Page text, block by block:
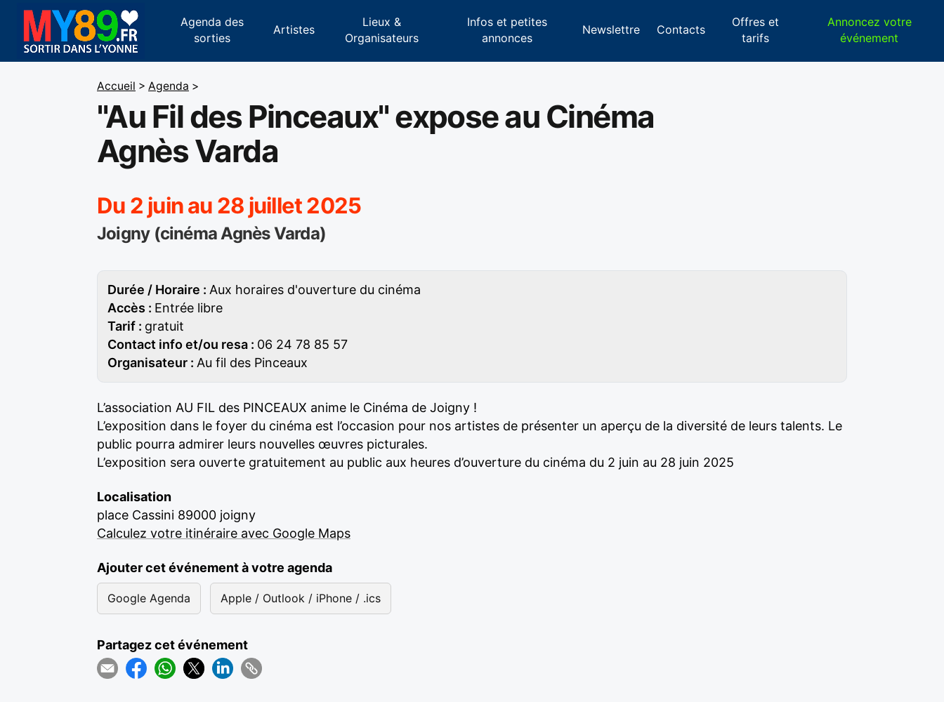
Agenda des
sorties
Artistes
Lieux &
Organisateurs
Infos et petites
annonces
Newslettre Contacts
Offres et
tarifs
Annoncez votre
événement
Accueil > Agenda >
"Au Fil des Pinceaux" expose au Cinéma
Agnès Varda
Du 2 juin au 28 juillet 2025
Joigny (cinéma Agnès Varda)
Durée / Horaire : Aux horaires d'ouverture du cinéma
Accès : Entrée libre
Tarif : gratuit
Contact info et/ou resa : 06 24 78 85 57
Organisateur : Au fil des Pinceaux
L’association AU FIL des PINCEAUX anime le Cinéma de Joigny !
L’exposition dans le foyer du cinéma est l’occasion pour nos artistes de présenter un aperçu de la diversité de leurs talents. Le
public pourra admirer leurs nouvelles œuvres picturales.
L’exposition sera ouverte gratuitement au public aux heures d’ouverture du cinéma du 2 juin au 28 juin 2025
Localisation
place Cassini 89000 joigny
Calculez votre itinéraire avec Google Maps
Ajouter cet événement à votre agenda
Google Agenda Apple / Outlook / iPhone / .ics
Partagez cet événement